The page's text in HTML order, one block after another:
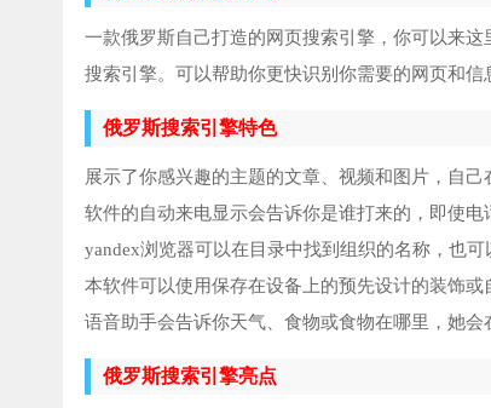
一款俄罗斯自己打造的网页搜索引擎，你可以来
搜索引擎。可以帮助你更快识别你需要的网页和信
俄罗斯搜索引擎特色
展示了你感兴趣的主题的文章、视频和图片，自己
软件的自动来电显示会告诉你是谁打来的，即使电
yandex浏览器可以在目录中找到组织的名称，也可
本软件可以使用保存在设备上的预先设计的装饰或
语音助手会告诉你天气、食物或食物在哪里，她会
俄罗斯搜索引擎亮点